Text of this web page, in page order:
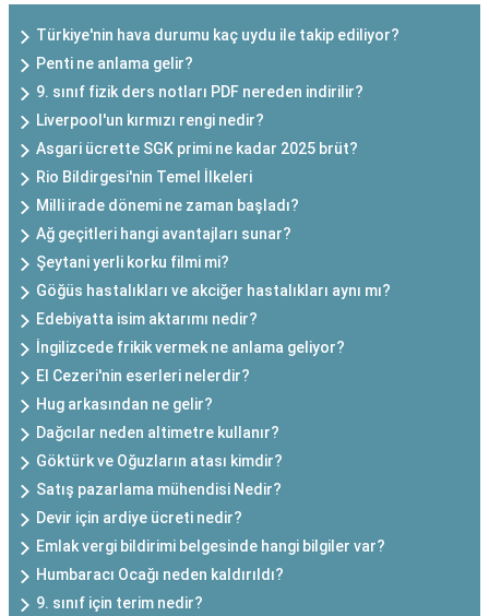
Türkiye'nin hava durumu kaç uydu ile takip ediliyor?
Penti ne anlama gelir?
9. sınıf fizik ders notları PDF nereden indirilir?
Liverpool'un kırmızı rengi nedir?
Asgari ücrette SGK primi ne kadar 2025 brüt?
Rio Bildirgesi'nin Temel İlkeleri
Milli irade dönemi ne zaman başladı?
Ağ geçitleri hangi avantajları sunar?
Şeytani yerli korku filmi mi?
Göğüs hastalıkları ve akciğer hastalıkları aynı mı?
Edebiyatta isim aktarımı nedir?
İngilizcede frikik vermek ne anlama geliyor?
El Cezeri'nin eserleri nelerdir?
Hug arkasından ne gelir?
Dağcılar neden altimetre kullanır?
Göktürk ve Oğuzların atası kimdir?
Satış pazarlama mühendisi Nedir?
Devir için ardiye ücreti nedir?
Emlak vergi bildirimi belgesinde hangi bilgiler var?
Humbaracı Ocağı neden kaldırıldı?
9. sınıf için terim nedir?